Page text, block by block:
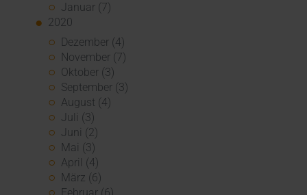
Januar (7)
2020
Dezember (4)
November (7)
Oktober (3)
September (3)
August (4)
Juli (3)
Juni (2)
Mai (3)
April (4)
März (6)